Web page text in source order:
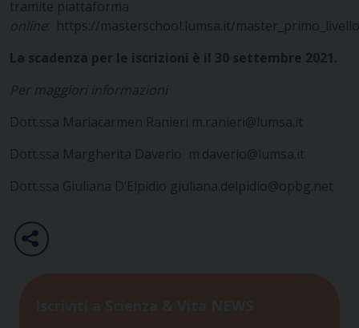
tramite piattaforma
online: https://masterschool.lumsa.it/
La scadenza per le iscrizioni è il 30 settembre 2021.
Per maggiori informazioni
Dott.ssa Mariacarmen Ranieri m.ranieri@lumsa.it
Dott.ssa Margherita Daverio m.daverio@lumsa.it
Dott.ssa Giuliana D’Elpidio giuliana.delpidio@opbg.net